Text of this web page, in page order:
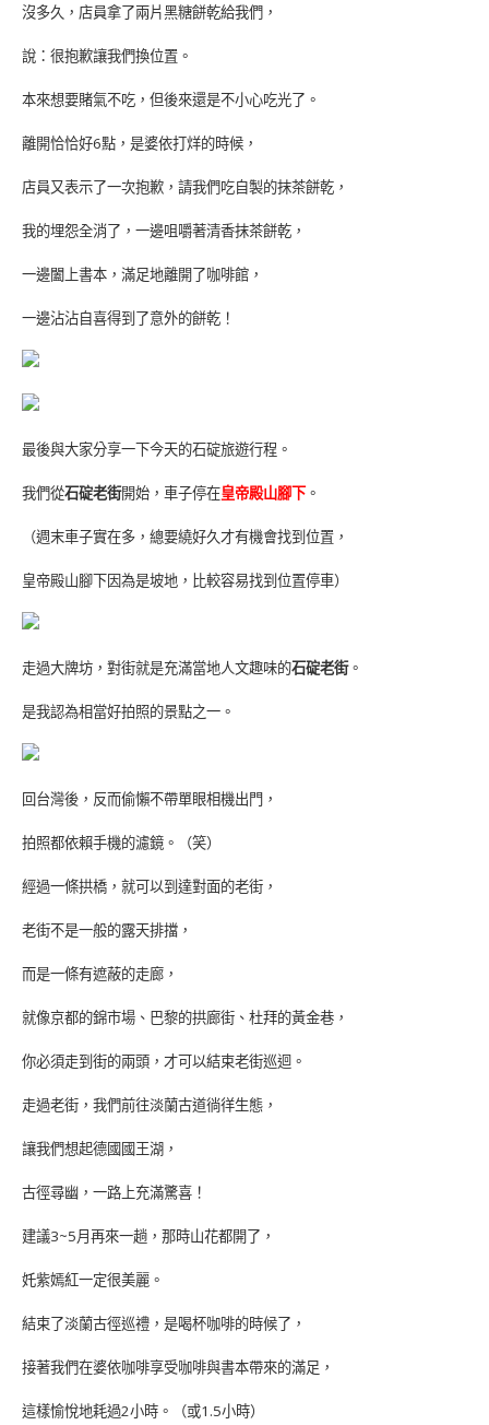
沒多久，店員拿了兩片黑糖餅乾給我們，
說：很抱歉讓我們換位置。
本來想要賭氣不吃，但後來還是不小心吃光了。
離開恰恰好6點，是婆依打烊的時候，
店員又表示了一次抱歉，請我們吃自製的抹茶餅乾，
我的埋怨全消了，一邊咀嚼著清香抹茶餅乾，
一邊闔上書本，滿足地離開了咖啡館，
一邊沾沾自喜得到了意外的餅乾！
最後與大家分享一下今天的石碇旅遊行程。
我們從石碇老街開始，車子停在皇帝殿山腳下。
（週末車子實在多，總要繞好久才有機會找到位置，
皇帝殿山腳下因為是坡地，比較容易找到位置停車）
走過大牌坊，對街就是充滿當地人文趣味的石碇老街。
是我認為相當好拍照的景點之一。
回台灣後，反而偷懶不帶單眼相機出門，
拍照都依賴手機的濾鏡。（笑）
經過一條拱橋，就可以到達對面的老街，
老街不是一般的露天排擋，
而是一條有遮蔽的走廊，
就像京都的錦市場、巴黎的拱廊街、杜拜的黃金巷，
你必須走到街的兩頭，才可以結束老街巡迴。
走過老街，我們前往淡蘭古道徜徉生態，
讓我們想起德國國王湖，
古徑尋幽，一路上充滿驚喜！
建議3~5月再來一趟，那時山花都開了，
奼紫嫣紅一定很美麗。
結束了淡蘭古徑巡禮，是喝杯咖啡的時候了，
接著我們在婆依咖啡享受咖啡與書本帶來的滿足，
這樣愉悅地耗過2小時。（或1.5小時）